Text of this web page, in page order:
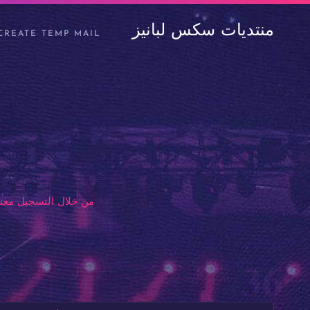
منتديات سكس لبانيز TEMP MAIL
من خلال التسجيل